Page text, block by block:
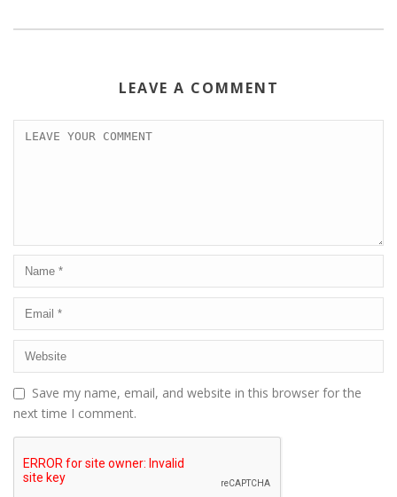
LEAVE A COMMENT
Save my name, email, and website in this browser for the
next time I comment.